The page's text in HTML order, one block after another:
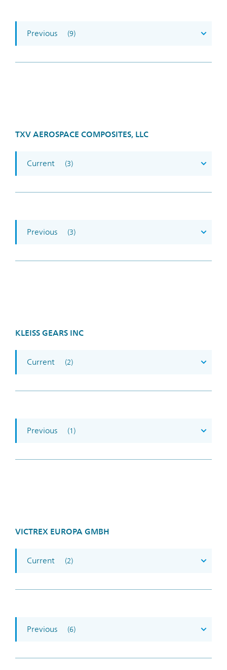
Previous (9)
TXV AEROSPACE COMPOSITES, LLC
Current (3)
Previous (3)
KLEISS GEARS INC
Current (2)
Previous (1)
VICTREX EUROPA GMBH
Current (2)
Previous (6)